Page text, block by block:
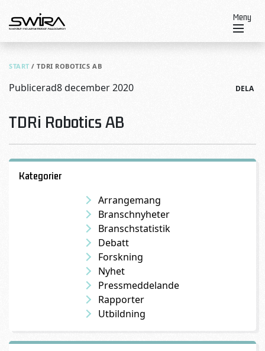
Meny
START / TDRI ROBOTICS AB
Publicerad8 december 2020 DELA
TDRi Robotics AB
Kategorier
Arrangemang
Branschnyheter
Branschstatistik
Debatt
Forskning
Nyhet
Pressmeddelande
Rapporter
Utbildning